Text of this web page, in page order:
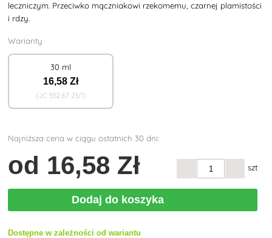
leczniczym. Przeciwko mączniakowi rzekomemu, czarnej plamistości
i rdzy.
Warianty
30 ml
16,58 Zł
(JC 552,67 Zł/l)
Najniższa cena w ciągu ostatnich 30 dni:
od 16,58 Zł szt
Dodaj do koszyka
Dostępne w zależności od wariantu